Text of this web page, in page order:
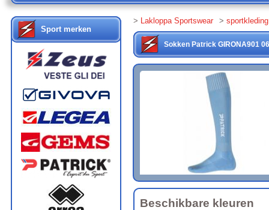
Sport merken
> Lakloppa Sportswear > sportkleding
Sokken Patrick GIRONA901
Beschikbare kleuren